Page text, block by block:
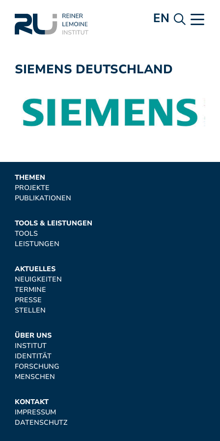
EN
SIEMENS DEUTSCHLAND
THEMEN
PROJEKTE
PUBLIKATIONEN
TOOLS & LEISTUNGEN
TOOLS
LEISTUNGEN
AKTUELLES
NEUIGKEITEN
TERMINE
PRESSE
STELLEN
ÜBER UNS
INSTITUT
IDENTITÄT
FORSCHUNG
MENSCHEN
KONTAKT
IMPRESSUM
DATENSCHUTZ